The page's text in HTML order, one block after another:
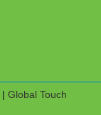
| Global Touch